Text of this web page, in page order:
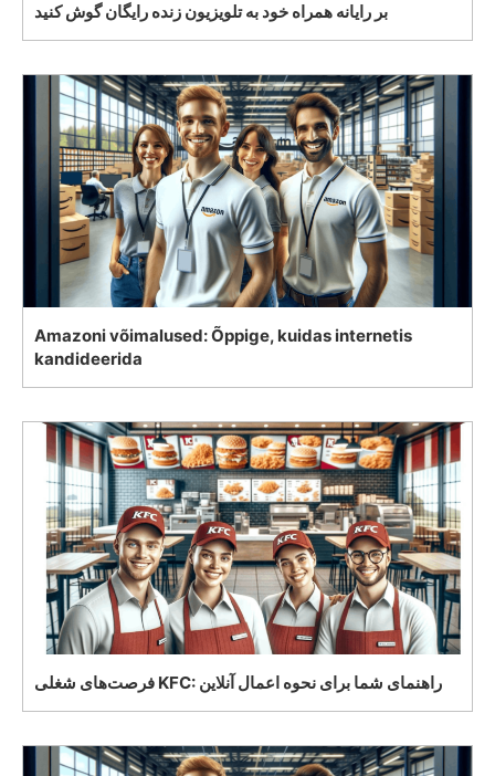
بر رایانه همراه خود به تلویزیون زنده رایگان گوش کنید
Amazoni võimalused: Õppige, kuidas internetis
kandideerida
فرصت‌های شغلی KFC: راهنمای شما برای نحوه اعمال آنلاین